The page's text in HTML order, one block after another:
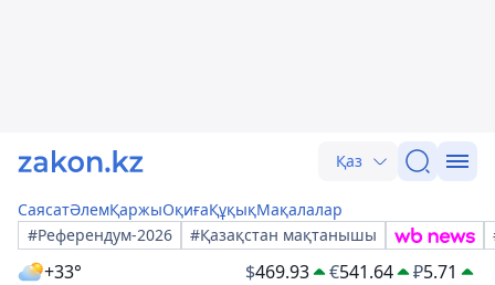
Қаз
СаясатӘлемҚаржыОқиғаҚұқықМақалалар
#Референдум-2026
#Қазақстан мақтанышы
+33° $469.93 €541.64 ₽5.71